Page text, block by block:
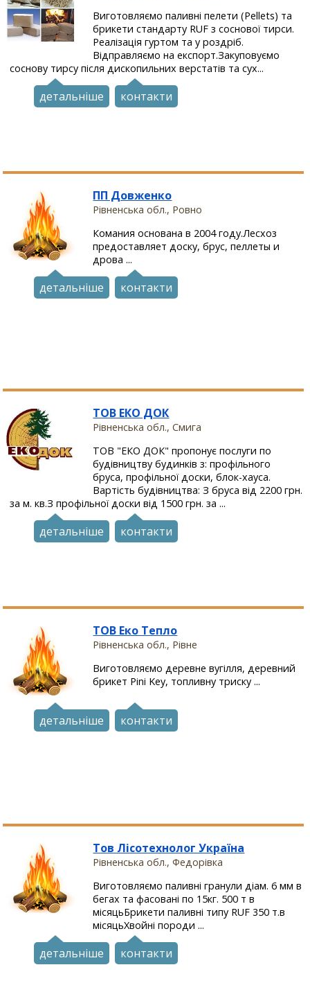
Виготовляємо паливні пелети (Pellets) та
брикети стандарту RUF з соснової тирси.
Реалізація гуртом та у роздріб.
Відправляємо на експорт.Закуповуємо
соснову тирсу після дископильних верстатів та сух...
детальніше контакти
ПП Довженко
Рівненська обл., Ровно
Комания основана в 2004 году.Лесхоз
предоставляет доску, брус, пеллеты и
дрова ...
детальніше контакти
ТОВ ЕКО ДОК
Рівненська обл., Смига
ТОВ "ЕКО ДОК" пропонує послуги по
будівництву будинків з: профільного
бруса, профільної доски, блок-хауса.
Вартість будівництва: З бруса від 2200 грн.
за м. кв.З профільної доски від 1500 грн. за ...
детальніше контакти
ТОВ Еко Тепло
Рівненська обл., Рівне
Виготовляємо деревне вугілля, деревний
брикет Pini Key, топливну триску ...
детальніше контакти
Тов Лісотехнолог Україна
Рівненська обл., Федорівка
Виготовляємо паливні гранули діам. 6 мм в
бегах та фасовані по 15кг. 500 т в
місяцьБрикети паливні типу RUF 350 т.в
місяцьХвойні породи ...
детальніше контакти